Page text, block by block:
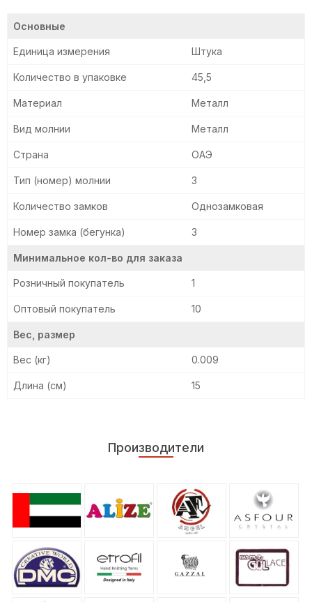
Основные
Единица измерения Штука
Количество в упаковке 45,5
Материал Металл
Вид молнии Металл
Страна ОАЭ
Тип (номер) молнии 3
Количество замков Однозамковая
Номер замка (бегунка) 3
Минимальное кол-во для заказа
Розничный покупатель 1
Оптовый покупатель 10
Вес, размер
Вес (кг) 0.009
Длина (см) 15
Производители